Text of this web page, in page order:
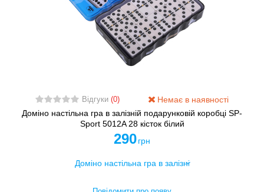
Відгуки(0)
Немає в наявності
Доміно настільна гра в залізній подарунковій коробці SP-
Sport 5012A 28 кісток білий
290 грн